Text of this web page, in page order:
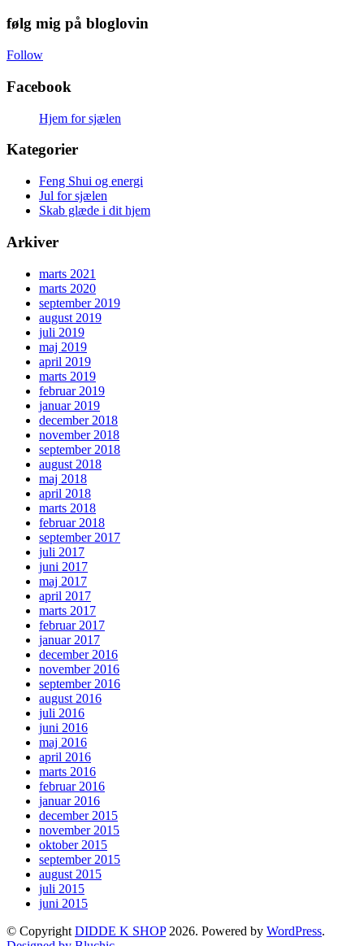
følg mig på bloglovin
Follow
Facebook
Hjem for sjælen
Kategorier
Feng Shui og energi
Jul for sjælen
Skab glæde i dit hjem
Arkiver
marts 2021
marts 2020
september 2019
august 2019
juli 2019
maj 2019
april 2019
marts 2019
februar 2019
januar 2019
december 2018
november 2018
september 2018
august 2018
maj 2018
april 2018
marts 2018
februar 2018
september 2017
juli 2017
juni 2017
maj 2017
april 2017
marts 2017
februar 2017
januar 2017
december 2016
november 2016
september 2016
august 2016
juli 2016
juni 2016
maj 2016
april 2016
marts 2016
februar 2016
januar 2016
december 2015
november 2015
oktober 2015
september 2015
august 2015
juli 2015
juni 2015
© Copyright DIDDE K SHOP2026. Powered by WordPress.